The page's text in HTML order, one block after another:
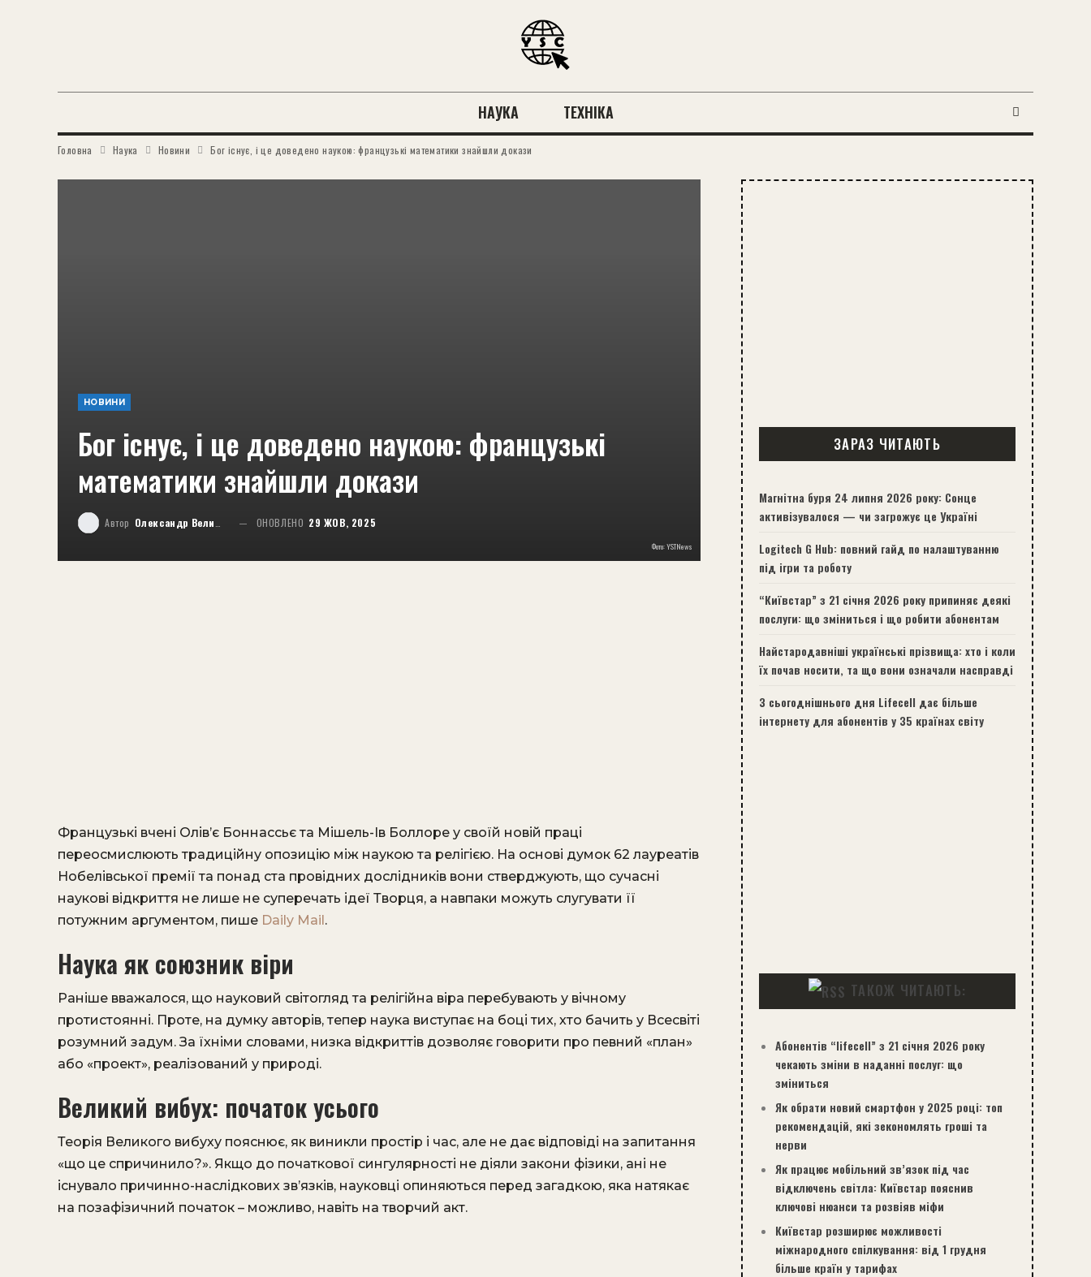
НАУКА ТЕХНІКА
Головна Наука Новини Бог існує, і це доведено наукою: французькі математики знайшли докази
НОВИНИ
Бог існує, і це доведено наукою: французькі
математики знайшли докази
Автор Олександр Великий ОНОВЛЕНО 29 ЖОВ, 2025
Фото: YSTNews
Французькі вчені Олів’є Боннассьє та Мішель-Ів Боллоре у своїй новій праці
переосмислюють традиційну опозицію між наукою та релігією. На основі думок 62 лауреатів
Нобелівської премії та понад ста провідних дослідників вони стверджують, що сучасні
наукові відкриття не лише не суперечать ідеї Творця, а навпаки можуть слугувати її
потужним аргументом, пише Daily Mail.
Наука як союзник віри
Раніше вважалося, що науковий світогляд та релігійна віра перебувають у вічному
протистоянні. Проте, на думку авторів, тепер наука виступає на боці тих, хто бачить у Всесвіті
розумний задум. За їхніми словами, низка відкриттів дозволяє говорити про певний «план»
або «проект», реалізований у природі.
Великий вибух: початок усього
Теорія Великого вибуху пояснює, як виникли простір і час, але не дає відповіді на запитання
«що це спричинило?». Якщо до початкової сингулярності не діяли закони фізики, ані не
існувало причинно-наслідкових зв’язків, науковці опиняються перед загадкою, яка натякає
на позафізичний початок – можливо, навіть на творчий акт.
ЗАРАЗ ЧИТАЮТЬ
Магнітна буря 24 липня 2026 року: Сонце
активізувалося — чи загрожує це Україні
Logitech G Hub: повний гайд по налаштуванню
під ігри та роботу
“Київстар” з 21 січня 2026 року припиняє деякі
послуги: що зміниться і що робити абонентам
Найстародавніші українські прізвища: хто і коли
їх почав носити, та що вони означали насправді
З сьогоднішнього дня Lifecell дає більше
інтернету для абонентів у 35 країнах світу
ТАКОЖ ЧИТАЮТЬ:
Абонентів “lifecell” з 21 січня 2026 року
чекають зміни в наданні послуг: що
зміниться
Як обрати новий смартфон у 2025 році: топ
рекомендацій, які зекономлять гроші та
нерви
Як працює мобільний зв’язок під час
відключень світла: Київстар пояснив
ключові нюанси та розвіяв міфи
Київстар розширює можливості
міжнародного спілкування: від 1 грудня
більше країн у тарифах